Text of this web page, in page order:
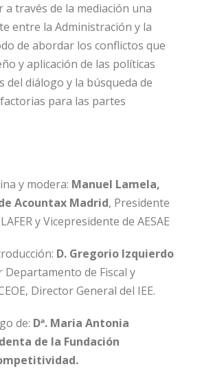
a través de la mediación una
entre la Administración y la
de abordar los conflictos que
y aplicación de las políticas
del diálogo y la búsqueda de
para las partes
y modera: Manuel Lamela,
Acountax Madrid, Presidente
y Vicepresidente de AESAE
D. Gregorio Izquierdo
Departamento de Fiscal y
Director General del IEE.
de: Dª. Maria Antonia
de la Fundación